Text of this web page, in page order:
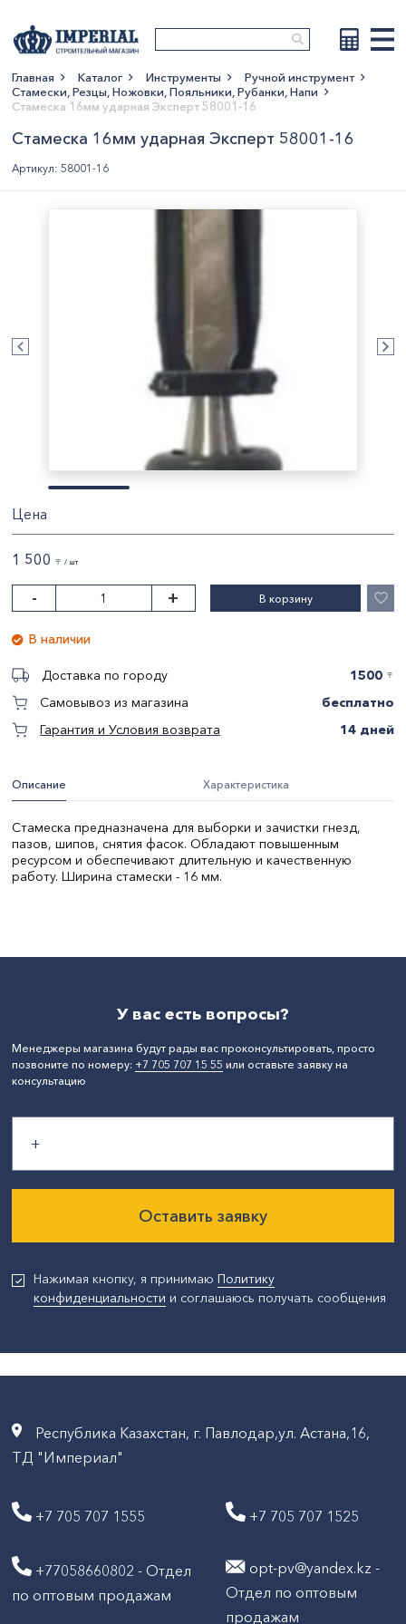
Показать больше
Главная Каталог Инструменты
Ручной инструмент
Стамески, Резцы, Ножовки, Пояльники, Рубанки, Напи
Стамеска 16мм ударная Эксперт 58001-16
Стамеска 16мм ударная Эксперт 58001-16
Артикул: 58001-16
Описание Характеристика
Стамеска предназначена для выборки и зачистки гнезд,
пазов, шипов, снятия фасок. Обладают повышенным
ресурсом и обеспечивают длительную и качественную
работу. Ширина стамески - 16 мм.
Цена
1 500 〒 / шт
- + В корзину
В наличии
Доставка по городу 1500 〒
Самовывоз из магазина
бесплатно
Гарантия и Условия возврата
14 дней
У вас есть вопросы?
Менеджеры магазина будут рады вас проконсультировать, просто
позвоните по номеру: +7 705 707 15 55 или оставьте заявку на
консультацию
Оставить заявку
Нажимая кнопку, я принимаю Политику
конфиденциальности и соглашаюсь получать сообщения
Республика Казахстан, г. Павлодар,ул. Астана,16,
ТД "Империал"
+7 705 707 1555 +7 705 707 1525
+77058660802 - Отдел
по оптовым продажам
opt-pv@yandex.kz -
Отдел по оптовым
продажам